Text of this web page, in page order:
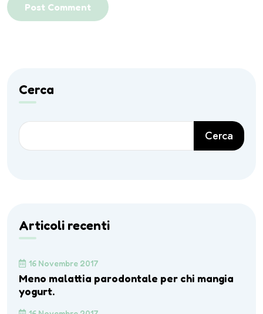
Post Comment
Cerca
Cerca
Articoli recenti
16 Novembre 2017
Meno malattia parodontale per chi mangia
yogurt.